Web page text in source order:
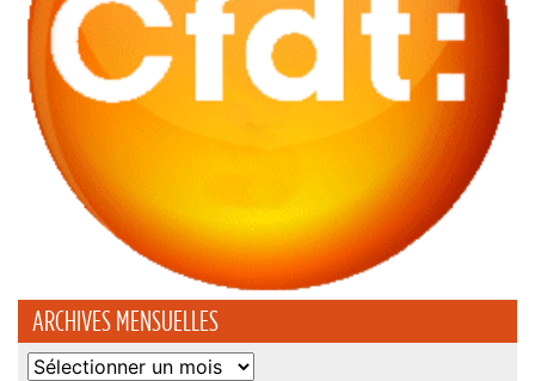
ARCHIVES MENSUELLES
Archives